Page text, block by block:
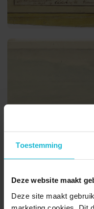
Toestemming
Deze website maakt
Deze site maakt